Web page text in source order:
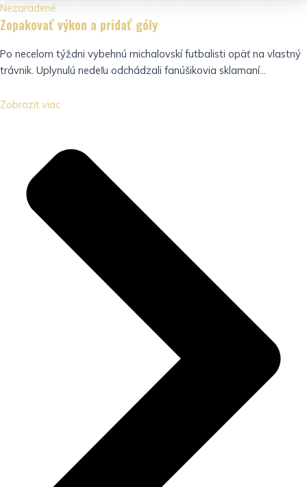
Nezaradené
Zopakovať výkon a pridať góly
Po necelom týždni vybehnú michalovskí futbalisti opäť na vlastný
trávnik. Uplynulú nedeľu odchádzali fanúšikovia sklamaní...
Zobraziť viac